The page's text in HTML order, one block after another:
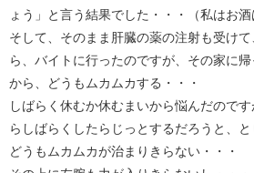
ょう」と言う結果でした・・・（私はお酒
そして、そのまま肝臓の薬の注射も受け
ら、バイトに行ったのですが、その家に
から、どうもムカムカする・・・
しばらく休むか休むまいから悩んだので
らしばらくしたらじっとするだろうと、と
どうもムカムカが治まりきらない・・・